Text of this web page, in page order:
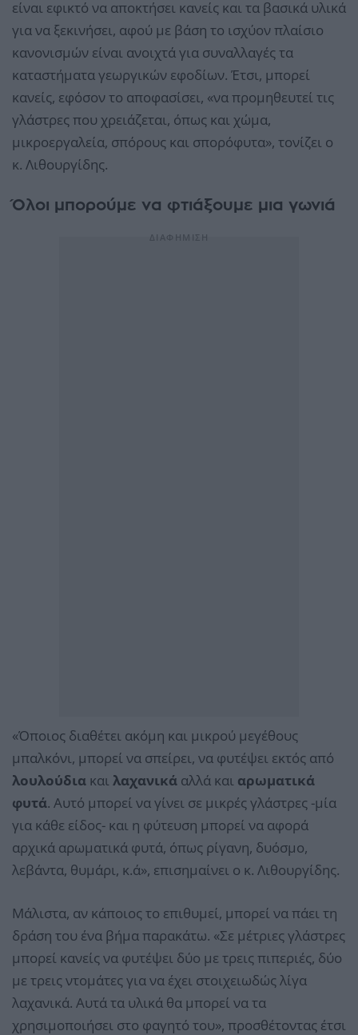
είναι εφικτό να αποκτήσει κανείς και τα βασικά υλικά
για να ξεκινήσει, αφού με βάση το ισχύον πλαίσιο
κανονισμών είναι ανοιχτά για συναλλαγές τα
καταστήματα γεωργικών εφοδίων. Έτσι, μπορεί
κανείς, εφόσον το αποφασίσει, «να προμηθευτεί τις
γλάστρες που χρειάζεται, όπως και χώμα,
μικροεργαλεία, σπόρους και σπορόφυτα», τονίζει ο
κ. Λιθουργίδης.
Όλοι μπορούμε να φτιάξουμε μια γωνιά
«Όποιος διαθέτει ακόμη και μικρού μεγέθους
μπαλκόνι, μπορεί να σπείρει, να φυτέψει εκτός από
λουλούδια και λαχανικά αλλά και αρωματικά
φυτά. Αυτό μπορεί να γίνει σε μικρές γλάστρες -μία
για κάθε είδος- και η φύτευση μπορεί να αφορά
αρχικά αρωματικά φυτά, όπως ρίγανη, δυόσμο,
λεβάντα, θυμάρι, κ.ά», επισημαίνει ο κ. Λιθουργίδης.
Μάλιστα, αν κάποιος το επιθυμεί, μπορεί να πάει τη
δράση του ένα βήμα παρακάτω. «Σε μέτριες γλάστρες
μπορεί κανείς να φυτέψει δύο με τρεις πιπεριές, δύο
με τρεις ντομάτες για να έχει στοιχειωδώς λίγα
λαχανικά. Αυτά τα υλικά θα μπορεί να τα
χρησιμοποιήσει στο φαγητό του», προσθέτοντας έτσι